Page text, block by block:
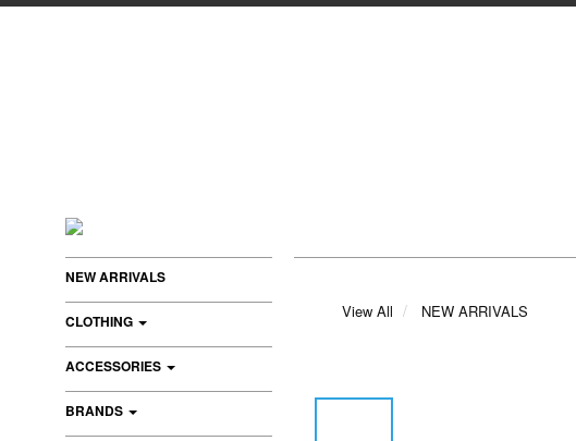
NEW ARRIVALS
CLOTHING
ACCESSORIES
BRANDS
View All NEW ARRIVALS